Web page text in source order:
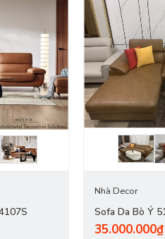
sử dụng thì sofa da thật
có xu
mỹ,sofa da thậtcòn có rất
Nhà Decor
Sofa Da Bò Ý
35.000.000₫